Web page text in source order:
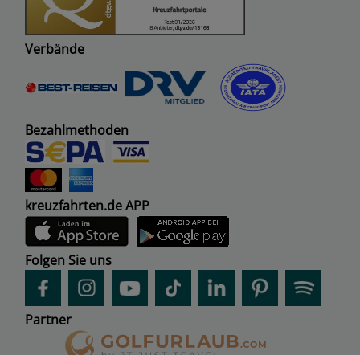
Verbände
Bezahlmethoden
kreuzfahrten.de APP
Folgen Sie uns
Partner